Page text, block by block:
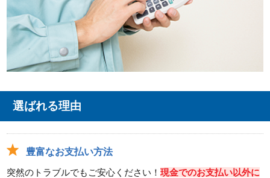
選ばれる理由
豊富なお支払い方法
突然のトラブルでもご安心ください！現金でのお支払い以外に